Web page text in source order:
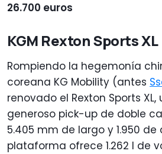
26.700 euros
KGM Rexton Sports XL
Rompiendo la hegemonía
coreana KG Mobility (antes
renovado el Rexton Sports
generoso pick-up de doble
5.405 mm de largo y 1.950 de
plataforma ofrece 1.262 l de